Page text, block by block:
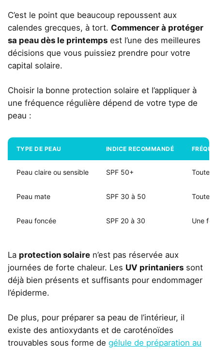
C’est le point que beaucoup repoussent aux
calendes grecques, à tort. Commencer à protéger
sa peau dès le printemps est l’une des meilleures
décisions que vous puissiez prendre pour votre
capital solaire.
Choisir la bonne protection solaire et l’appliquer à
une fréquence régulière dépend de votre type de
peau :
TYPE DE PEAU INDICE RECOMMANDÉ
Peau claire ou sensible SPF 50+ Toutes
Peau mate SPF 30 à 50 Toutes
Peau foncée SPF 20 à 30 Une
La protection solaire n’est pas réservée aux
journées de forte chaleur. Les UV printaniers sont
déjà bien présents et suffisants pour endommager
l’épiderme.
De plus, pour préparer sa peau de l’intérieur, il
existe des antioxydants et de caroténoïdes
trouvables sous forme de gélule de préparation au